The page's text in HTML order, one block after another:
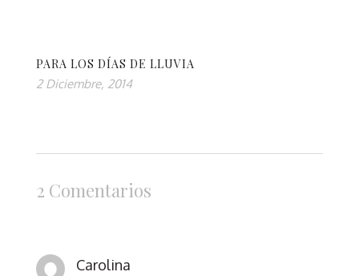
PARA LOS DÍAS DE LLUVIA
2 Diciembre, 2014
2 Comentarios
Carolina